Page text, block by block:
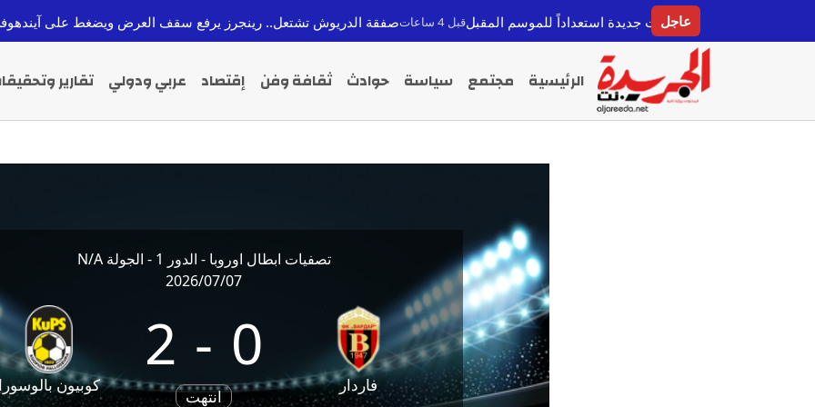
عاجل
هجومه بتعاقدات جديدة استعداداً للموسم المقبلقبل 4 ساعات صفقة الدريوش تشتعل.. رينجرز يرفع سقف العرض ويضغط على آيندهوفن لحسم
الرئيسية مجتمع سياسة حوادث ثقافة وفن إقتصاد عربي ودولي تقارير
تصفيات ابطال اوروبا - الدور 1 - الجولة N/A
2026/07/07
فاردار
0
-
2
انتهت
كوبيون